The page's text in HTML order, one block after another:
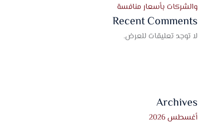
والشركات بأسعار منافسة
Recent Comments
لا توجد تعليقات للعرض.
Archives
أغسطس 2026